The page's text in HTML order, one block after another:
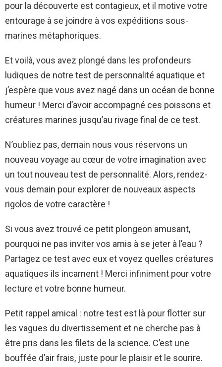
pour la découverte est contagieux, et il motive votre
entourage à se joindre à vos expéditions sous-
marines métaphoriques.
Et voilà, vous avez plongé dans les profondeurs
ludiques de notre test de personnalité aquatique et
j’espère que vous avez nagé dans un océan de bonne
humeur ! Merci d’avoir accompagné ces poissons et
créatures marines jusqu’au rivage final de ce test.
N’oubliez pas, demain nous vous réservons un
nouveau voyage au cœur de votre imagination avec
un tout nouveau test de personnalité. Alors, rendez-
vous demain pour explorer de nouveaux aspects
rigolos de votre caractère !
Si vous avez trouvé ce petit plongeon amusant,
pourquoi ne pas inviter vos amis à se jeter à l’eau ?
Partagez ce test avec eux et voyez quelles créatures
aquatiques ils incarnent ! Merci infiniment pour votre
lecture et votre bonne humeur.
Petit rappel amical : notre test est là pour flotter sur
les vagues du divertissement et ne cherche pas à
être pris dans les filets de la science. C’est une
bouffée d’air frais, juste pour le plaisir et le sourire.